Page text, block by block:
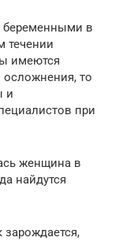
беременными в
течении
имеются
то
и
при
женщина в
найдутся
зарождается,